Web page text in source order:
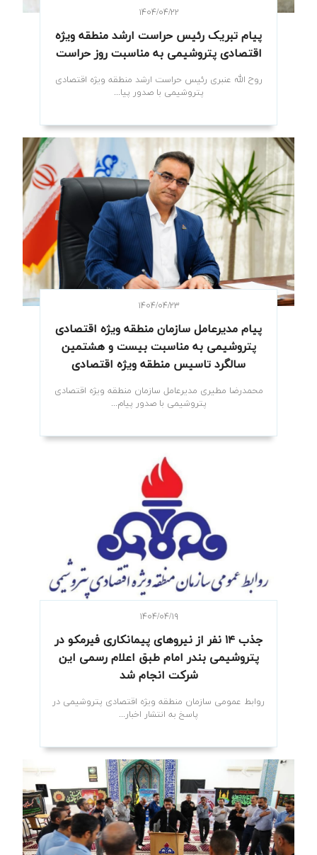
۱۴۰۴/۰۴/۲۲
پیام تبریک رئیس حراست ارشد منطقه ویژه
اقتصادی پتروشیمی به مناسبت روز حراست
روح الله عنبری رئیس حراست ارشد منطقه ویژه اقتصادی
پتروشیمی با صدور پیا...
۱۴۰۴/۰۴/۲۳
پیام مدیرعامل سازمان منطقه ویژه اقتصادی
پتروشیمی به مناسبت بیست و هشتمین
سالگرد تاسیس منطقه ویژه اقتصادی
محمدرضا مطیری مدیرعامل سازمان منطقه ویژه اقتصادی
پتروشیمی با صدور پیام...
۱۴۰۴/۰۴/۱۹
جذب ۱۴ نفر از نیروهای پیمانکاری فیرمکو در
پتروشیمی بندر امام طبق اعلام رسمی این
شرکت انجام شد
روابط عمومی سازمان منطقه ویژه اقتصادی پتروشیمی در
پاسخ به انتشار اخبار...